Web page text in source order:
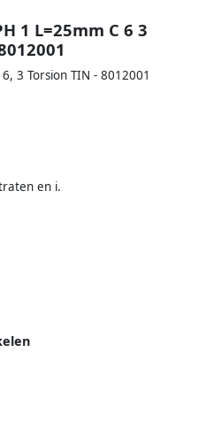
1 L=25mm C 6 3
3 Torsion TIN - 8012001
en i.